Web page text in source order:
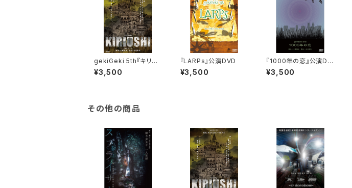
gekiGeki 5th『キリウ
シ』Blu-ray
¥3,500
『LARPs』公演DVD
¥3,500
『1000年の恋』公演DV
D
¥3,500
その他の商品